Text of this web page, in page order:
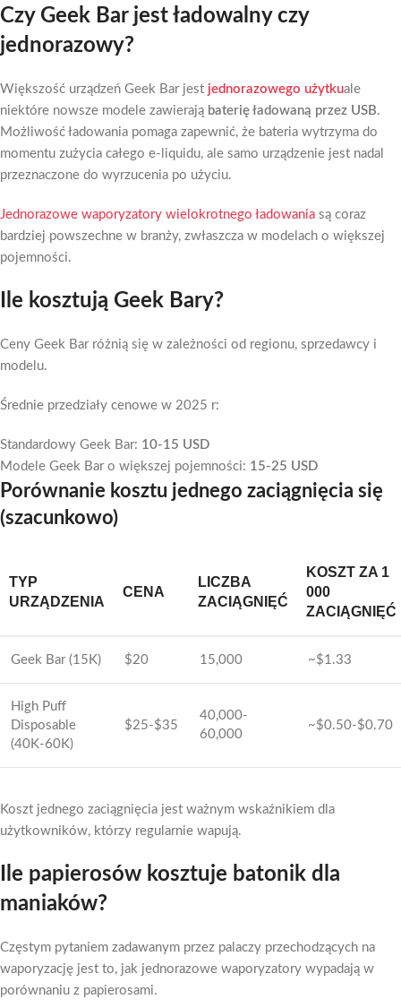
Czy Geek Bar jest ładowalny czy
jednorazowy?
Większość urządzeń Geek Bar jest jednorazowego użytkuale
niektóre nowsze modele zawierają baterię ładowaną przez USB.
Możliwość ładowania pomaga zapewnić, że bateria wytrzyma do
momentu zużycia całego e-liquidu, ale samo urządzenie jest nadal
przeznaczone do wyrzucenia po użyciu.
Jednorazowe waporyzatory wielokrotnego ładowania są coraz
bardziej powszechne w branży, zwłaszcza w modelach o większej
pojemności.
Ile kosztują Geek Bary?
Ceny Geek Bar różnią się w zależności od regionu, sprzedawcy i
modelu.
Średnie przedziały cenowe w 2025 r:
Standardowy Geek Bar: 10-15 USD
Modele Geek Bar o większej pojemności: 15-25 USD
Porównanie kosztu jednego zaciągnięcia się
(szacunkowo)
TYP
URZĄDZENIA
CENA
LICZBA
ZACIĄGNIĘĆ
KOSZT ZA 1
000
ZACIĄGNIĘĆ
Geek Bar (15K) $20 15,000 ~$1.33
High Puff
Disposable
(40K-60K)
$25-$35
40,000-
60,000
~$0.50-$0.70
Koszt jednego zaciągnięcia jest ważnym wskaźnikiem dla
użytkowników, którzy regularnie wapują.
Ile papierosów kosztuje batonik dla
maniaków?
Częstym pytaniem zadawanym przez palaczy przechodzących na
waporyzację jest to, jak jednorazowe waporyzatory wypadają w
porównaniu z papierosami.